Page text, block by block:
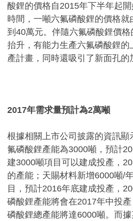
酸鋰的價格自2015年下半年起
時間，一噸六氟磷酸鋰的價格就
到40萬元。伴隨六氟磷酸鋰價
抬升，有能力生產六氟磷酸鋰
產計畫，同時還吸引了新面孔的
2017年需求量預計為2萬噸
根據相關上市公司披露的資訊
氟磷酸鋰產能為3000噸，預計
建3000噸項目可以建成投產，
的產能；天賜材料新增6000噸/
目，預計2016年底建成投產，
磷酸鋰產能將會在2017年中投
磷酸鋰總產能將達6000噸。而